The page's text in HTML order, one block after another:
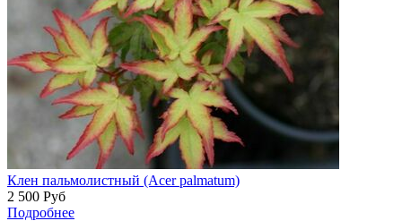
Клен пальмолистный (Acer palmatum)
2 500 Руб
Подробнее